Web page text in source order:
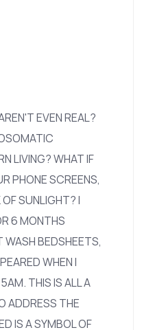
EVEN REAL?
LIVING? WHAT IF
PHONE SCREENS,
SUNLIGHT? I
6 MONTHS
BEDSHEETS,
WHEN I
THIS IS ALL A
ADDRESS THE
IS A SYMBOL OF